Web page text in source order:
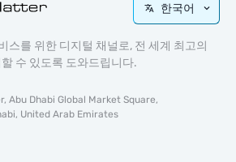
한국어
스를 위한 디지털 채널로, 전 세계 최고의
수 있도록 도와드립니다.
Abu Dhabi Global Market Square,
United Arab Emirates